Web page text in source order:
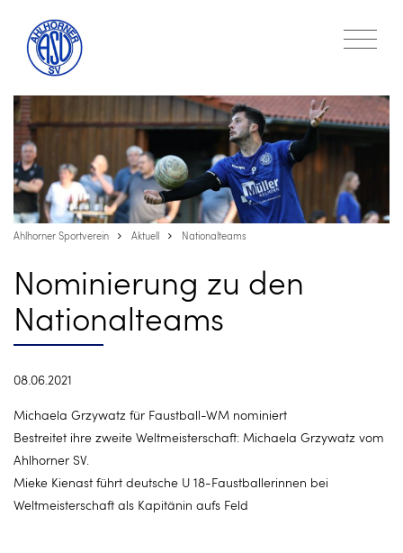
Ahlhorner Sportverein Aktuell Nationalteams
Nominierung zu den
Nationalteams
08.06.2021
Michaela Grzywatz für Faustball-WM nominiert
Bestreitet ihre zweite Weltmeisterschaft: Michaela Grzywatz vom
Ahlhorner SV.
Mieke Kienast führt deutsche U 18-Faustballerinnen bei
Weltmeisterschaft als Kapitänin aufs Feld